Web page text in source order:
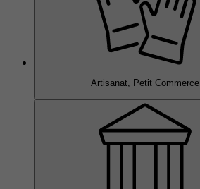
Artisanat, Petit Commerce